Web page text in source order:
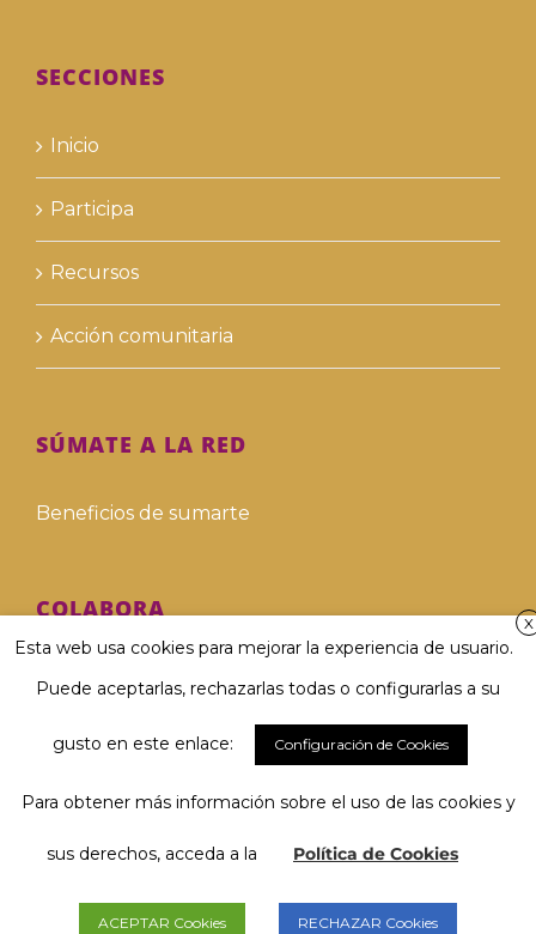
SECCIONES
Inicio
Participa
Recursos
Acción comunitaria
SÚMATE A LA RED
Beneficios de sumarte
COLABORA
Hazte voluntari@
Hazte donante
Involucra a tu empresa
Deja tu legado solidario
X
Esta web usa cookies para mejorar la experiencia de usuario.
Puede aceptarlas, rechazarlas todas o configurarlas a su
gusto en este enlace: Configuración de Cookies
Para obtener más información sobre el uso de las cookies y
sus derechos, acceda a la Política de Cookies
ACEPTAR Cookies RECHAZAR Cookies
Hablar y ser comprendido/a...